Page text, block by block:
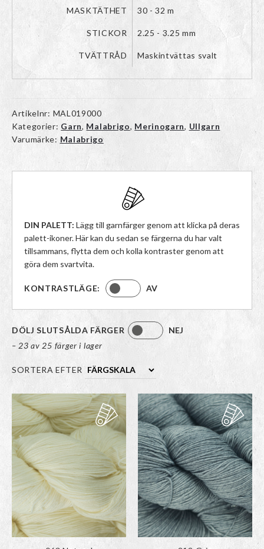
MASKTÄTHET 30 - 32 m
STICKOR 2.25 - 3.25 mm
TVÄTTRÅD Maskintvättas svalt
Artikelnr: MAL019000
Kategorier: Garn, Malabrigo, Merinogarn, Ullgarn
Varumärke: Malabrigo
DIN PALETT: Lägg till garnfärger genom att klicka på deras
palett-ikoner. Här kan du sedan se färgerna du har valt
tillsammans, flytta dem och kolla kontraster genom att
göra dem svartvita.
KONTRASTLÄGE: AV
DÖLJ SLUTSÅLDA FÄRGER
NEJ
– 23 av 25 färger i lager
SORTERA EFTER